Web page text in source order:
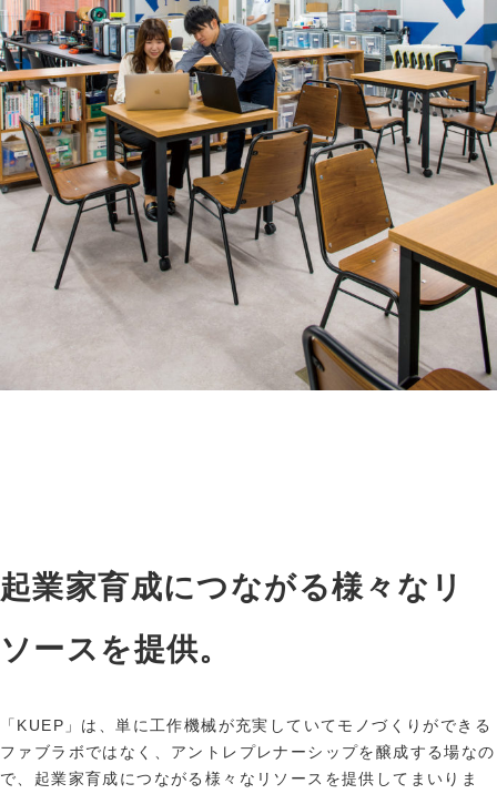
起業家育成につながる様々なリ
ソースを提供。
「KUEP」は、単に工作機械が充実していてモノづくりができる
ファブラボではなく、アントレプレナーシップを醸成する場なの
で、起業家育成につながる様々なリソースを提供してまいりま